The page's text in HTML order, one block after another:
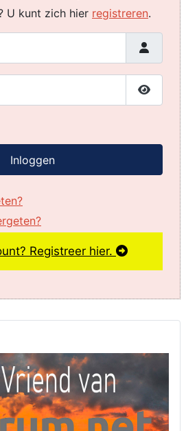
U kunt zich hier registreren.
Toon
Inloggen
Registreer hier.